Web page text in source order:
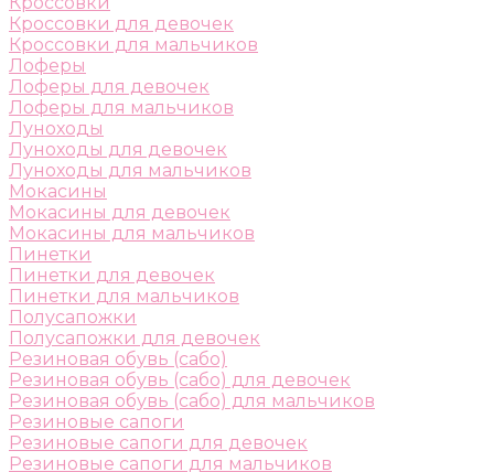
Кроссовки для девочек
Кроссовки для мальчиков
Лоферы
Лоферы для девочек
Лоферы для мальчиков
Луноходы
Луноходы для девочек
Луноходы для мальчиков
Мокасины
Мокасины для девочек
Мокасины для мальчиков
Пинетки
Пинетки для девочек
Пинетки для мальчиков
Полусапожки
Полусапожки для девочек
Резиновая обувь (сабо)
Резиновая обувь (сабо) для девочек
Резиновая обувь (сабо) для мальчиков
Резиновые сапоги
Резиновые сапоги для девочек
Резиновые сапоги для мальчиков